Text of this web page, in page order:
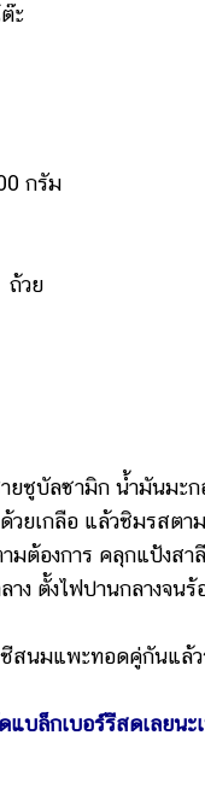
ะ
กรัม
ถ้วย
ด)
บัลซามิก น้ำมันมะก
วยเกลือ แล้วชิมรสตา
องการ คลุกแป้งสา
ตั้งไฟปานกลางจน
สนมแพะทอดคู่กันแล้ว
บล็กเบอร์รีสดเลยนะ